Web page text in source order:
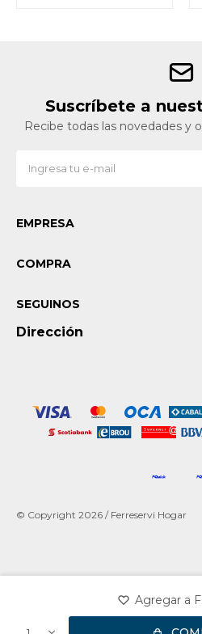
Suscríbete a
Recibe todas las novedades y
EMPRESA
COMPRA
Dirección
SEGUINOS
© Copyright 2026 / Ferreservi Hogar